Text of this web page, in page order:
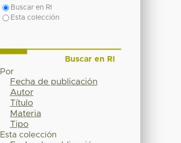
Buscar en RI
Esta colección
Buscar en RI
Por
Fecha de publicación
Autor
Título
Materia
Tipo
Esta colección